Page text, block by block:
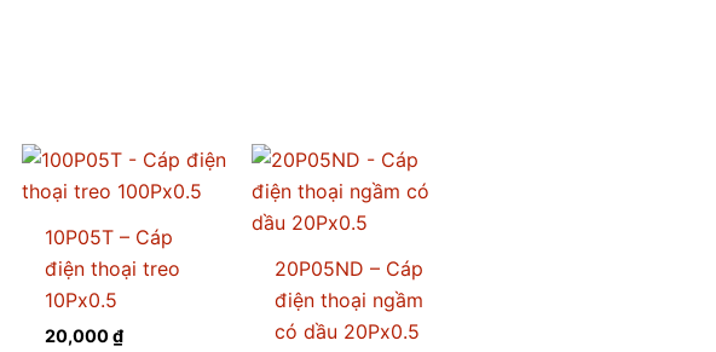
10P05T – Cáp
điện thoại treo
10Px0.5
20,000₫
20P05ND – Cáp
điện thoại ngầm
có dầu 20Px0.5